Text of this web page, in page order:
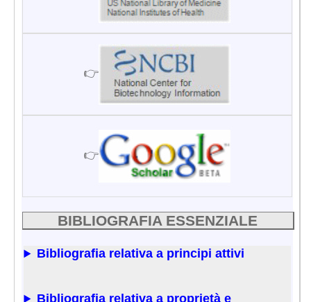
👉
👉
BIBLIOGRAFIA ESSENZIALE
Bibliografia relativa a principi attivi
Bibliografia relativa a proprietà e